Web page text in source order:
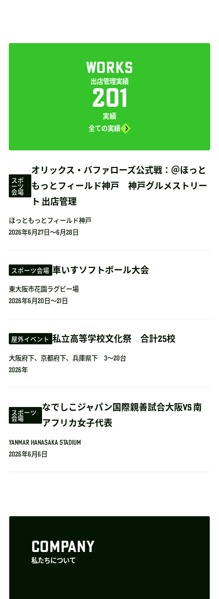
WORKS
出店管理実績
201
実績
全ての実績
スポ
ーツ
会場
オリックス・バファローズ公式戦：＠ほっと
もっとフィールド神戸 神戸グルメストリー
ト 出店管理
ほっともっとフィールド神戸
2026年6月27日～6月28日
スポーツ会場 車いすソフトボール大会
東大阪市花園ラグビー場
2026年6月20日～21日
屋外イベント 私立高等学校文化祭 合計25校
大阪府下、京都府下、兵庫県下 3～20台
2026年
スポーツ
会場
なでしこジャパン国際親善試合大阪VS 南
アフリカ女子代表
YANMAR HANASAKA STADIUM
2026年6月6日
COMPANY
私たちについて